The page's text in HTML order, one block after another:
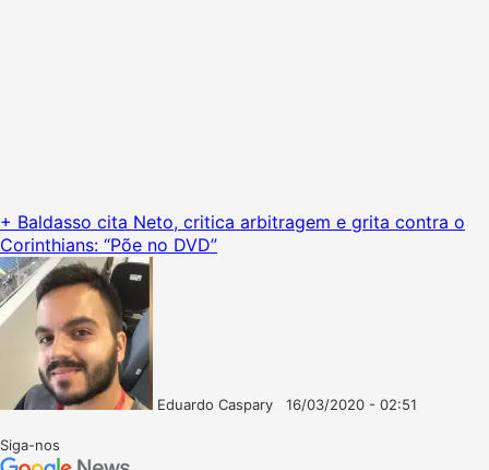
+ Baldasso cita Neto, critica arbitragem e grita contra o
Corinthians: “Põe no DVD”
Eduardo Caspary
16/03/2020 - 02:51
Siga-nos